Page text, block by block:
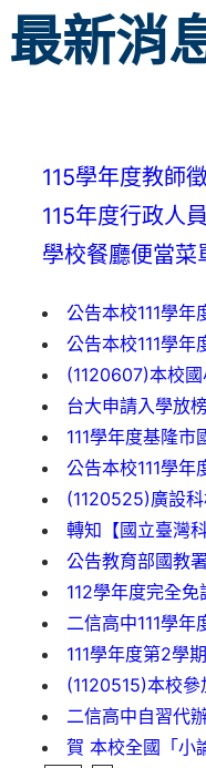
最新消
115學年度教師
115年度行政人
學校餐廳便當菜
公告本校111學
公告本校111學
(1120607)本校
台大申請入學放
111學年度基隆
公告本校111學
(1120525)廣設
轉知【國立臺灣
公告教育部國教
112學年度完全
二信高中111學年
111學年度第2學
(1120515)本校
二信高中自習代
賀 本校全國「小